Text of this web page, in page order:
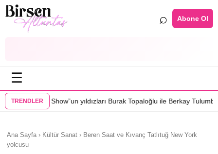
⌕ Abone Ol
☰
TRENDLER
yıldızları Burak Topaloğlu ile Berkay Tulumbacı “Ecünni” filminde
Ana Sayfa › Kültür Sanat › Beren Saat ve Kıvanç Tatlıtuğ New York
yolcusu